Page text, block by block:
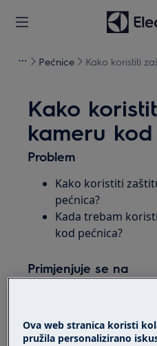
Pećnice Kako koristiti
Kako
kameru
Problem
Kako koristiti
pećnica?
Kada trebam
kod pećnica?
Primjenjuje se na
Pećnice sa
Rješenje
Ova web stranica koristi
pružila personalizirano